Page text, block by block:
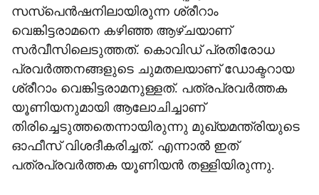
സസ്‌പെന്‍ഷനിലായിരുന്ന ശ്രീറാം
വെങ്കിട്ടരാമനെ കഴിഞ്ഞ ആഴ്ചയാണ്
സര്‍വീസിലെടുത്തത്. കൊവിഡ് പ്രതിരോധ
പ്രവര്‍ത്തനങ്ങളുടെ ചുമതലയാണ് ഡോക്ടറായ
ശ്രീറാം വെങ്കിട്ടരാമനുള്ളത്. പത്രപ്രവര്‍ത്തക
യൂണിയനുമായി ആലോചിച്ചാണ്
തിരിച്ചെടുത്തതെന്നായിരുന്നു മുഖ്യമന്ത്രിയുടെ
ഓഫീസ് വിശദീകരിച്ചത്. എന്നാല്‍ ഇത്
പത്രപ്രവര്‍ത്തക യൂണിയന്‍ തള്ളിയിരുന്നു.